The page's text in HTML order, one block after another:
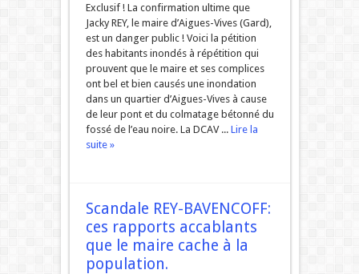
Exclusif ! La confirmation ultime que
Jacky REY, le maire d’Aigues-Vives (Gard),
est un danger public ! Voici la pétition
des habitants inondés à répétition qui
prouvent que le maire et ses complices
ont bel et bien causés une inondation
dans un quartier d’Aigues-Vives à cause
de leur pont et du colmatage bétonné du
fossé de l’eau noire. La DCAV ... Lire la
suite »
Scandale REY-BAVENCOFF:
ces rapports accablants
que le maire cache à la
population.